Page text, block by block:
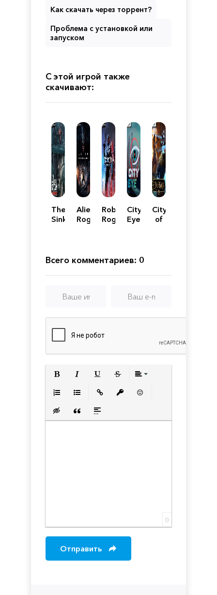
Как скачать через торрент?
Проблема с установкой или
запуском
С этой игрой также
скачивают:
The
Sinking
Alien:
Rogue
RoboCop:
Rogue
City
Eye
City
of
Всего комментариев: 0
Вставка скрытого текста
Вставка цитаты
Вставка спойлера
0
Отправить